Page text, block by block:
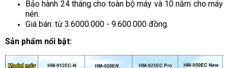
Bảo hành 24 tháng cho toàn bộ máy và 10 năm cho máy
nén.
Giá bán: từ 3.6000.000 - 9.600.000 đồng.
Sản phẩm nổi bật: